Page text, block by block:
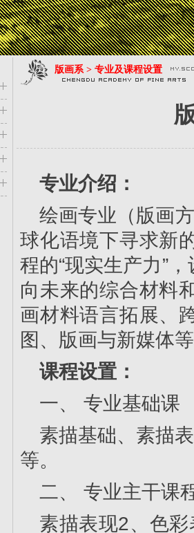
版画系 > 专业及课程设置
专业介绍：
绘画专业（版画
球化语境下寻求新
程的“现实生产力”
向未来的综合材料
画材料语言拓展、
图、版画与新媒体
课程设置：
一、 专业基础课
素描基础、素描
等。
二、 专业主干课
素描表现2、色